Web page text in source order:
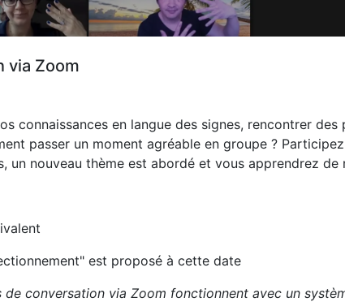
via Zoom
connaissances en langue des signes, rencontrer des
passer un moment agréable en groupe ?
un nouveau thème est abordé et vous apprendrez de
est proposé à cette date
de conversation via Zoom fonctionnent avec un